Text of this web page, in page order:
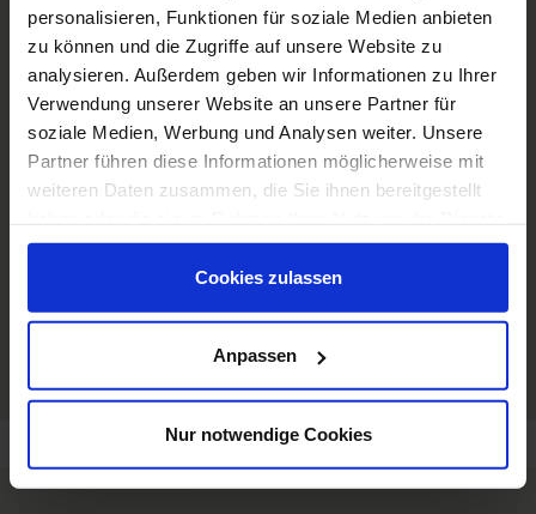
personalisieren, Funktionen für soziale Medien anbieten
zu können und die Zugriffe auf unsere Website zu
analysieren. Außerdem geben wir Informationen zu Ihrer
Verwendung unserer Website an unsere Partner für
soziale Medien, Werbung und Analysen weiter. Unsere
Partner führen diese Informationen möglicherweise mit
weiteren Daten zusammen, die Sie ihnen bereitgestellt
gesammelt haben.
Cookies zulassen
Anpassen
Nur notwendige Cookies
Zimmer & Preise
Ein gutes Buch, ein bequemes
Bett, Raum zum Träumen
Box Impressionen
DE
Impressionen
Margräflerland Kaiserstuhl
Wettermodul
© Deutscher Wetterdienst
Wetter
Morgen 12.08.2026
Ein Hotel, das gefällt!